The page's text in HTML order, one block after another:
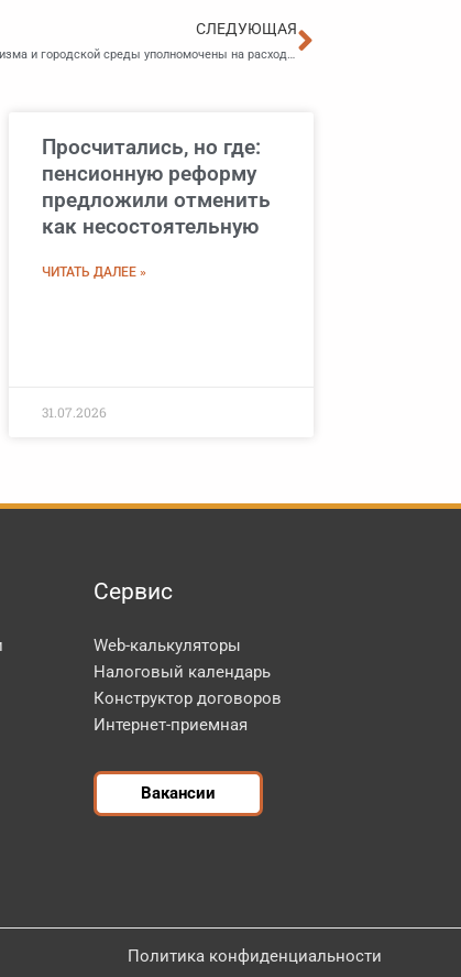
СЛЕДУЮЩАЯ
Управление содержания жилищного фонда и управление туризма и городской среды уполномочены на расходование субсидий
Просчитались, но где:
пенсионную реформу
предложили отменить
как несостоятельную
ЧИТАТЬ ДАЛЕЕ »
31.07.2026
Сервис
Web-калькуляторы
Налоговый календарь
Конструктор договоров
Интернет-приемная
Вакансии
Политика конфиденциальности